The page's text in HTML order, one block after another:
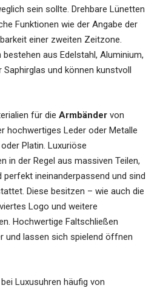
sein sollte. Drehbare Lünetten
Funktionen wie der Angabe der
einer zweiten Zeitzone.
aus Edelstahl, Aluminium,
und können kunstvoll
für die Armbänder von
hochwertiges Leder oder Metalle
Platin. Luxuriöse
in der Regel aus massiven Teilen,
ineinanderpassend und sind
Diese besitzen – wie auch die
Logo und weitere
Hochwertige Faltschließen
und lassen sich spielend öffnen
Luxusuhren häufig von